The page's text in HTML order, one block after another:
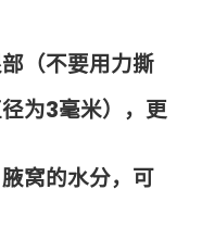
（不要用力撕
为3毫米），更
窝的水分，可